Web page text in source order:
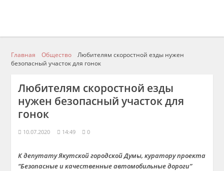
Главная Общество
Любителям скоростной езды нужен
безопасный участок для гонок
Любителям скоростной езды
нужен безопасный участок для
гонок
10.07.2020 14:49 0
К депутату Якутской городской Думы, куратору проекта
“Безопасные и качественные автомобильные дороги”